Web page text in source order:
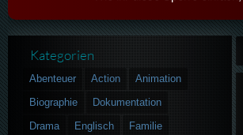
Kategorien
Abenteuer Action
Animation
Biographie
Dokumentation
Drama
Englisch
Familie